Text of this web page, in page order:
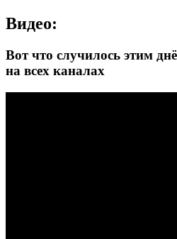
Видео:
Вот что случилось этим
на всех каналах